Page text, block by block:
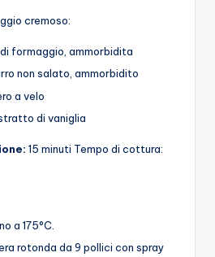
cremoso:
formaggio, ammorbidita
non salato, ammorbidito
a velo
di vaniglia
15 minuti Tempo di cottura:
a 175°C.
rotonda da 9 pollici con spray